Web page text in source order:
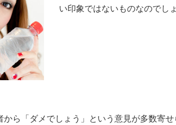
い印象ではないものなのでし
ら「ダメでしょう」という意見が多数寄せ